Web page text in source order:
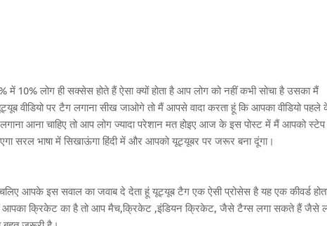
10% लोग ही सक्सेस होते हैं ऐसा क्यों होता है आप लोग को नहीं कभी सोचा है उसका मैं
वीडियो पर टैग लगाना सीख जाओगे तो मैं आपसे वादा करता हूं कि आपका वीडियो पहले
आना चाहिए तो आप लोग ज्यादा परेशान मत होइए आज के इस पोस्ट में मैं आपको स्टेप
सरल भाषा में सिखाऊंगा हिंदी में और आपको यूट्यूबर पर जरूर बना दूंगा।
आपके इस सवाल का जवाब दे देता हूं यूट्यूब टैग एक ऐसी प्रोसेस है यह एक कीवर्ड
आपका क्रिकेट का है तो आप मैच,क्रिकेट ,इंडियन क्रिकेट, जैसे टैग्स लगा सकते हैं जैसे